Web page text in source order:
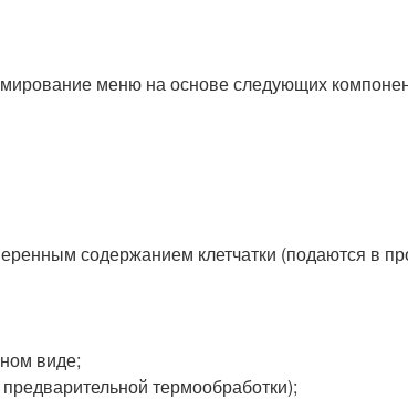
меню на основе следующих
содержанием клетчатки (подаются в
виде;
термообработки);